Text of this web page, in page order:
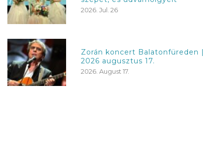
2026. Jul. 26
Zorán koncert Balatonfüreden |
2026 augusztus 17.
2026. August 17.